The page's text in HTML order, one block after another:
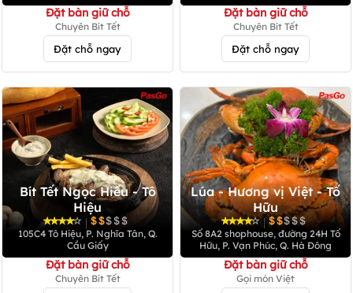
Đặt bàn giữ chỗ
Chuyên Bít Tết
Đặt chỗ ngay
Đặt bàn giữ chỗ
Chuyên Bít Tết
Đặt chỗ ngay
Bít Tết Ngọc Hiếu - Tô
Hiệu
|
105C4 Tô Hiệu, P. Nghĩa Tân, Q.
Cầu Giấy
Đặt bàn giữ chỗ
Chuyên Bít Tết
Lúa - Hương vị Việt - Tố
Hữu
|
Số 8A2 shophouse, đường 24H Tố
Hữu, P. Vạn Phúc, Q. Hà Đông
Đặt bàn giữ chỗ
Gọi món Việt